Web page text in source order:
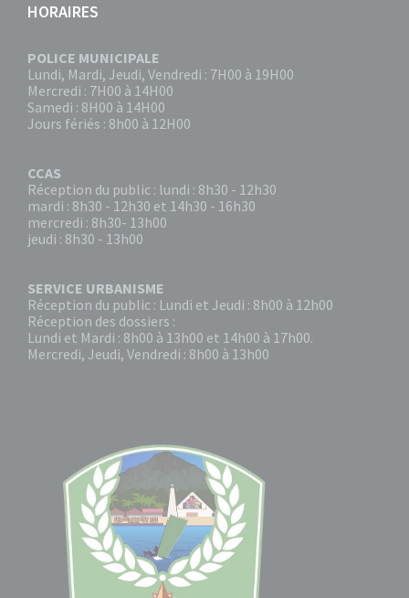
HORAIRES
POLICE MUNICIPALE
Lundi, Mardi, Jeudi, Vendredi : 7H00 à 19H00
Mercredi : 7H00 à 14H00
Samedi : 8H00 à 14H00
Jours fériés : 8h00 à 12H00
CCAS
Réception du public : lundi : 8h30 - 12h30
mardi : 8h30 - 12h30 et 14h30 - 16h30
mercredi : 8h30- 13h00
jeudi : 8h30 - 13h00
SERVICE URBANISME
Réception du public : Lundi et Jeudi : 8h00 à 12h00
Réception des dossiers :
Lundi et Mardi : 8h00 à 13h00 et 14h00 à 17h00.
Mercredi, Jeudi, Vendredi : 8h00 à 13h00